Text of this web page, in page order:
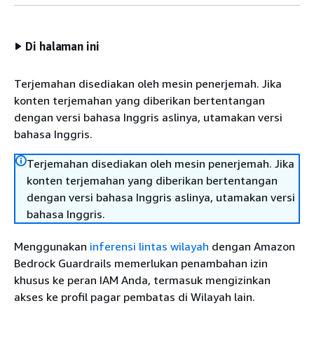
Di halaman ini
Terjemahan disediakan oleh mesin penerjemah. Jika
konten terjemahan yang diberikan bertentangan
dengan versi bahasa Inggris aslinya, utamakan versi
bahasa Inggris.
Terjemahan disediakan oleh mesin penerjemah. Jika
konten terjemahan yang diberikan bertentangan
dengan versi bahasa Inggris aslinya, utamakan versi
bahasa Inggris.
Menggunakan inferensi lintas wilayah dengan Amazon
Bedrock Guardrails memerlukan penambahan izin
khusus ke peran IAM Anda, termasuk mengizinkan
akses ke profil pagar pembatas di Wilayah lain.